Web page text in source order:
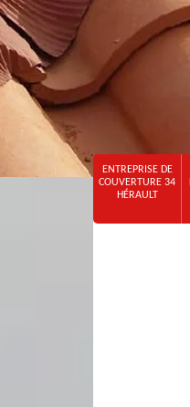
ENTREPRISE DE
COUVERTURE 34
HÉRAULT